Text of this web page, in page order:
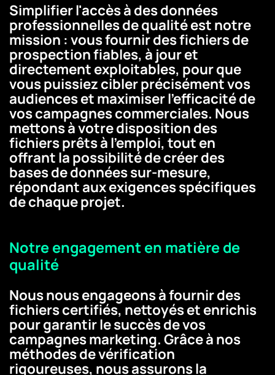
Simplifier l'accès à des données
professionnelles de qualité est notre
mission : vous fournir des fichiers de
prospection fiables, à jour et
directement exploitables, pour que
vous puissiez cibler précisément vos
audiences et maximiser l'efficacité de
vos campagnes commerciales. Nous
mettons à votre disposition des
fichiers prêts à l'emploi, tout en
offrant la possibilité de créer des
bases de données sur-mesure,
répondant aux exigences spécifiques
de chaque projet.
Notre engagement en matière de
qualité
Nous nous engageons à fournir des
fichiers certifiés, nettoyés et enrichis
pour garantir le succès de vos
campagnes marketing. Grâce à nos
méthodes de vérification
rigoureuses, nous assurons la